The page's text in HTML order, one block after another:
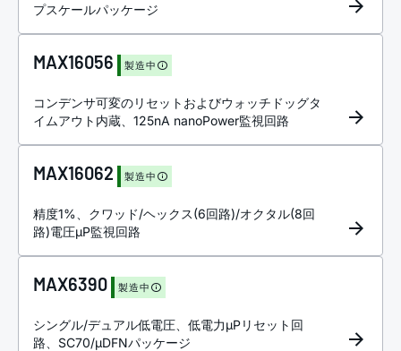
プスケールパッケージ
MAX16056 製造中
コンデンサ可変のリセットおよびウォッチドッグタ
イムアウト内蔵、125nA nanoPower監視回路
MAX16062 製造中
精度1%、クワッド/ヘックス(6回路)/オクタル(8回
路)電圧µP監視回路
MAX6390 製造中
シングル/デュアル低電圧、低電力µPリセット回
路、SC70/µDFNパッケージ